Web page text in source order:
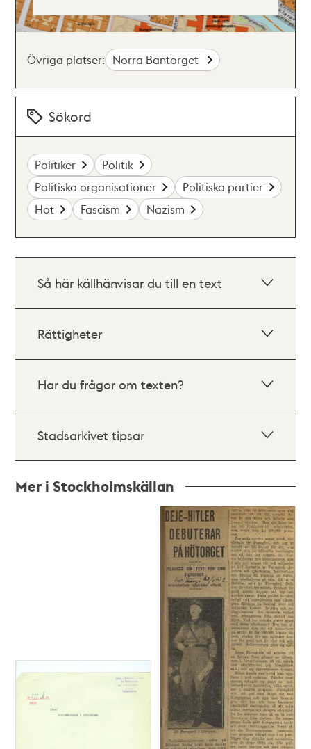
Övriga platser: Norra Bantorget
Sökord
Politiker
Politik
Politiska organisationer
Politiska partier
Hot
Fascism Nazism
Så här källhänvisar du till en text
Rättigheter
Har du frågor om texten?
Stadsarkivet tipsar
Mer i Stockholmskällan